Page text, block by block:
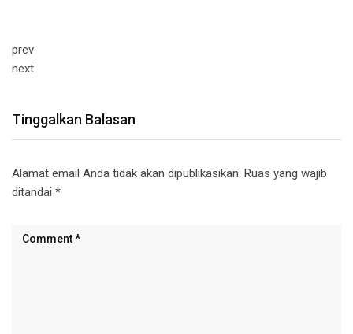
prev
next
Tinggalkan Balasan
Alamat email Anda tidak akan dipublikasikan. Ruas yang wajib
ditandai *